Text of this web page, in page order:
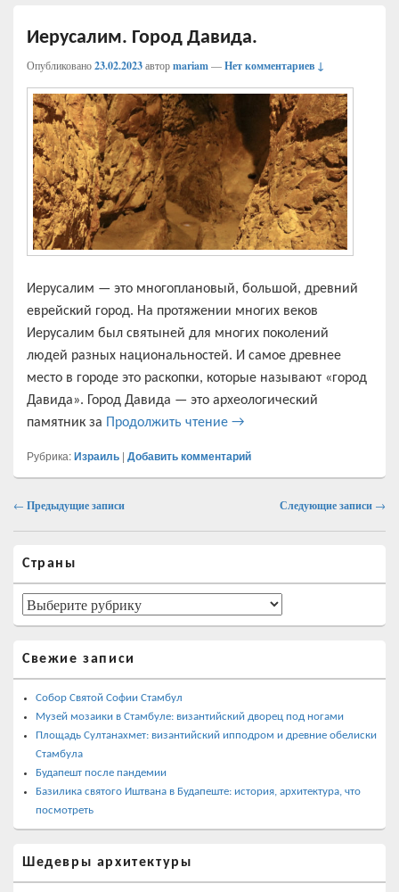
Иерусалим. Город Давида.
Опубликовано23.02.2023авторmariam—Нет комментариев ↓
Иерусалим — это многоплановый, большой, древний
еврейский город. На протяжении многих веков
Иерусалим был святыней для многих поколений
людей разных национальностей. И самое древнее
место в городе это раскопки, которые называют «город
Давида». Город Давида — это археологический
памятник за Продолжить чтение Иерусалим. Город Давида.
→
Рубрика:Израиль | Добавить комментарий
Навигация
← Предыдущие записи Следующие записи →
основной
боковой
панели
Страны
Страны
Свежие записи
Собор Святой Софии Стамбул
Музей мозаики в Стамбуле: византийский дворец под ногами
Площадь Султанахмет: византийский ипподром и древние обелиски
Стамбула
Будапешт после пандемии
Базилика святого Иштвана в Будапеште: история, архитектура, что
посмотреть
Шедевры архитектуры